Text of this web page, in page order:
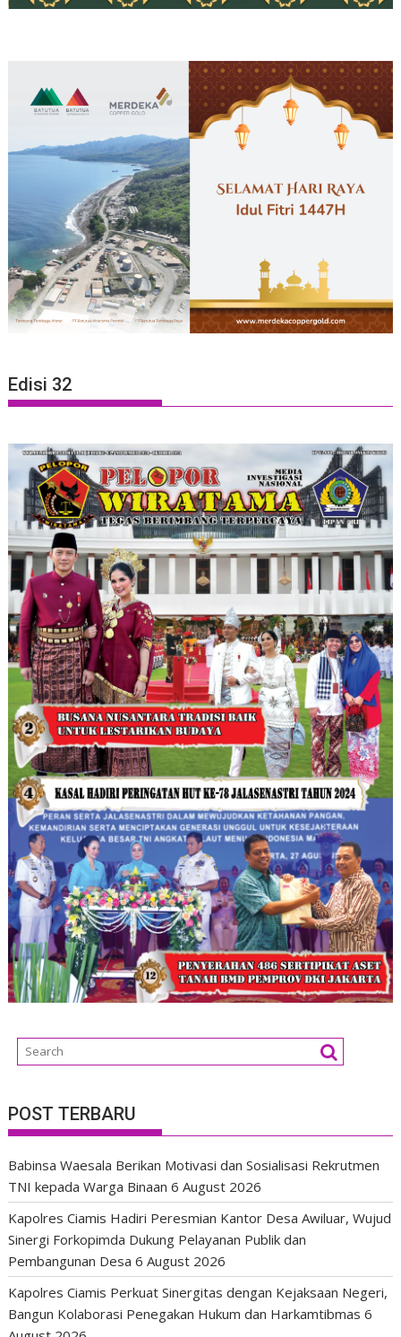
Edisi 32
POST TERBARU
Babinsa Waesala Berikan Motivasi dan Sosialisasi Rekrutmen
TNI kepada Warga Binaan 6 August 2026
Kapolres Ciamis Hadiri Peresmian Kantor Desa Awiluar, Wujud
Sinergi Forkopimda Dukung Pelayanan Publik dan
Pembangunan Desa 6 August 2026
Kapolres Ciamis Perkuat Sinergitas dengan Kejaksaan Negeri,
Bangun Kolaborasi Penegakan Hukum dan Harkamtibmas 6